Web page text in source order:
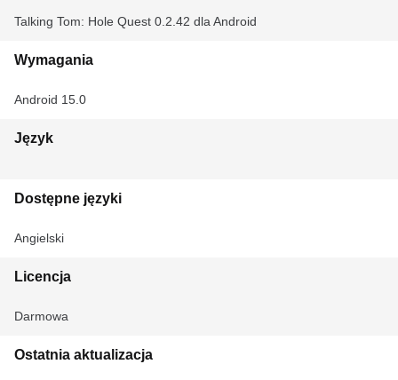
Talking Tom: Hole Quest 0.2.42 dla Android
Wymagania
Android 15.0
Język
Dostępne języki
Angielski
Licencja
Darmowa
Ostatnia aktualizacja